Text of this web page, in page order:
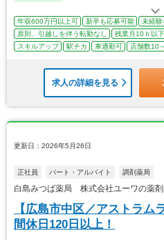
年収600万円以上可 新卒も応募可能
未経験
原則、引越しを伴う転勤なし
残業月10ｈ以下
スキルアップ
駅チカ 車通勤可 店舗数10
求人の詳細を見る
更新日：2026年5月26日
正社員 パート・アルバイト 調剤薬局
白島みつば薬局 株式会社ユーワの薬剤
【広島市中区／アストラム
間休日120日以上！